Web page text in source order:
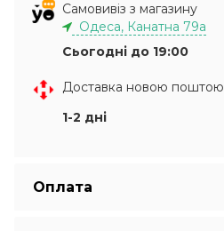
Самовивіз з магазину
Одеса, Канатна 79а
Сьогодні до 19:00
Доставка новою поштою
1-2 дні
Оплата